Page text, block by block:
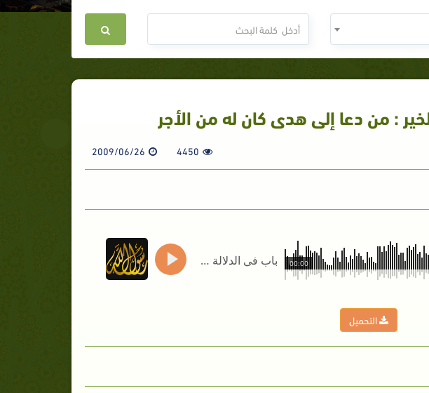
: من دعا إلى هدى كان له من الأجر
4450
2009/06/26
باب في الدلالة على الخير : من دعا إلى هدى كان له من الأجر 00:00
التحميل